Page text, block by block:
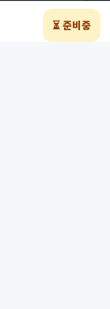
⏳ 준비중
↗